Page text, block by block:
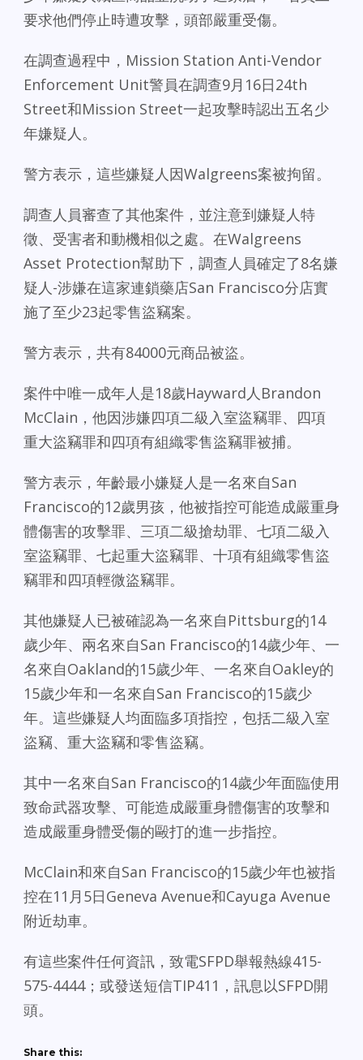
要求他們停止時遭攻擊，頭部嚴重受傷。
在調查過程中，Mission Station Anti-Vendor
Enforcement Unit警員在調查9月16日24th
Street和Mission Street一起攻擊時認出五名少
年嫌疑人。
警方表示，這些嫌疑人因Walgreens案被拘留。
調查人員審查了其他案件，並注意到嫌疑人特
徵、受害者和動機相似之處。在Walgreens
Asset Protection幫助下，調查人員確定了8名嫌
疑人-涉嫌在這家連鎖藥店San Francisco分店實
施了至少23起零售盜竊案。
警方表示，共有84000元商品被盜。
案件中唯一成年人是18歲Hayward人Brandon
McClain，他因涉嫌四項二級入室盜竊罪、四項
重大盜竊罪和四項有組織零售盜竊罪被捕。
警方表示，年齡最小嫌疑人是一名來自San
Francisco的12歲男孩，他被指控可能造成嚴重身
體傷害的攻擊罪、三項二級搶劫罪、七項二級入
室盜竊罪、七起重大盜竊罪、十項有組織零售盜
竊罪和四項輕微盜竊罪。
其他嫌疑人已被確認為一名來自Pittsburg的14
歲少年、兩名來自San Francisco的14歲少年、一
名來自Oakland的15歲少年、一名來自Oakley的
15歲少年和一名來自San Francisco的15歲少
年。這些嫌疑人均面臨多項指控，包括二級入室
盜竊、重大盜竊和零售盜竊。
其中一名來自San Francisco的14歲少年面臨使用
致命武器攻擊、可能造成嚴重身體傷害的攻擊和
造成嚴重身體受傷的毆打的進一步指控。
McClain和來自San Francisco的15歲少年也被指
控在11月5日Geneva Avenue和Cayuga Avenue
附近劫車。
有這些案件任何資訊，致電SFPD舉報熱線415-
575-4444；或發送短信TIP411，訊息以SFPD開
頭。
Share this: